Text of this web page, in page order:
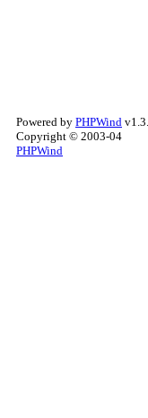
Powered by PHPWind
Copyright © 2003-04
PHPWind